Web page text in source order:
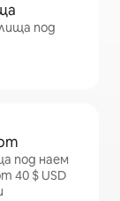
под
под наем
40 $ USD